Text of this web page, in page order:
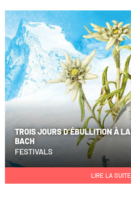
TROIS JOURS D’ÉBULLITION À
BACH
FESTIVALS
LIRE LA SUITE